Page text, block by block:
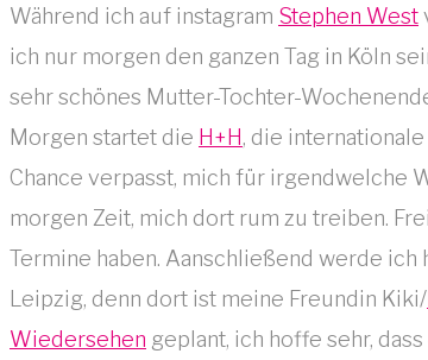
Während ich auf instagram Stephen West
ich nur morgen den ganzen Tag in Köln
sehr schönes Mutter-Tochter-
Morgen startet die H+H, die
Chance verpasst, mich für irgendwelche
morgen Zeit, mich dort rum zu treiben.
Termine haben. Aanschließend werde
Leipzig, denn dort ist meine Freundin Kiki/
Wiedersehen geplant, ich hoffe sehr,